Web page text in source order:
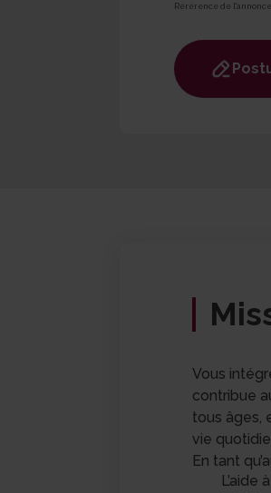
Rérérence de l'annonce :
Vous
contribue
tous âges,
vie
En tant
L’aide